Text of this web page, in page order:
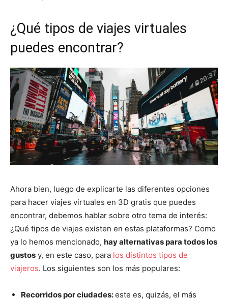
¿Qué tipos de viajes virtuales
puedes encontrar?
Ahora bien, luego de explicarte las diferentes opciones
para hacer viajes virtuales en 3D gratis que puedes
encontrar, debemos hablar sobre otro tema de interés:
¿Qué tipos de viajes existen en estas plataformas? Como
ya lo hemos mencionado, hay alternativas para todos los
gustos y, en este caso, para los distintos tipos de
viajeros. Los siguientes son los más populares:
Recorridos por ciudades:este es, quizás, el más